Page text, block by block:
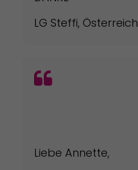
LG Steffi, Österreich
Liebe Annette,